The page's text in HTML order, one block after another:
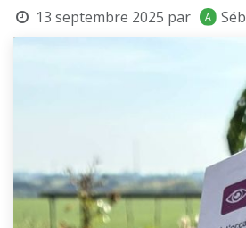
13 septembre 2025 par